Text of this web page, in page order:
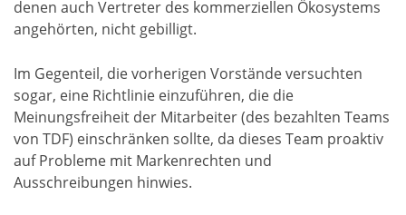
denen auch Vertreter des kommerziellen Ökosystems
angehörten, nicht gebilligt.
Im Gegenteil, die vorherigen Vorstände versuchten
sogar, eine Richtlinie einzuführen, die die
Meinungsfreiheit der Mitarbeiter (des bezahlten Teams
von TDF) einschränken sollte, da dieses Team proaktiv
auf Probleme mit Markenrechten und
Ausschreibungen hinwies.